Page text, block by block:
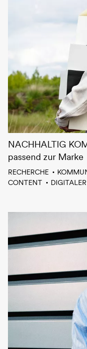
NACHHALTIG
passend zur Marke
RECHERCHE
CONTENT
DIGITALER